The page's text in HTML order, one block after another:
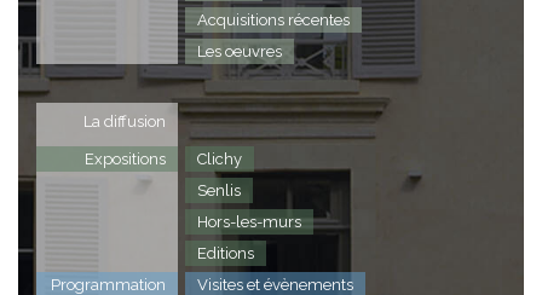
Acquisitions récentes
Les oeuvres
La diffusion
Expositions
Clichy
Senlis
Hors-les-murs
Editions
Programmation
Visites et évènements